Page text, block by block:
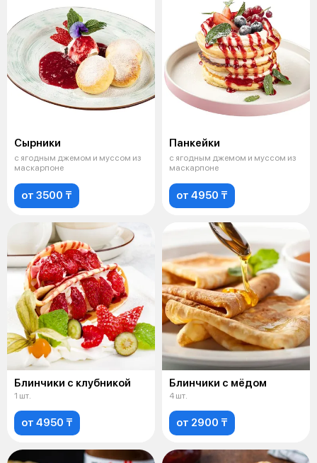
Сырники
с ягодным джемом и муссом из
маскарпоне
от 3500 ₸
Панкейки
с ягодным джемом и муссом из
маскарпоне
от 4950 ₸
Блинчики с клубникой
1 шт.
от 4950 ₸
Блинчики с мёдом
4 шт.
от 2900 ₸